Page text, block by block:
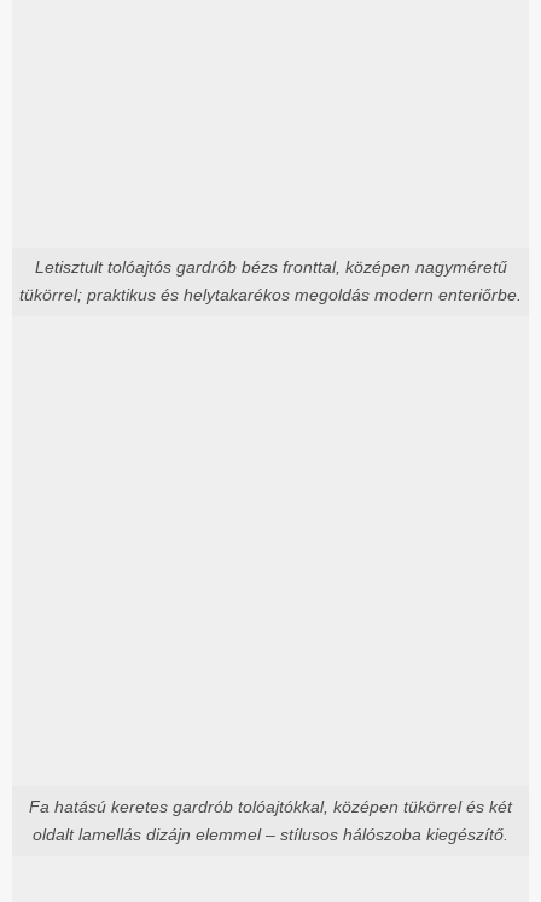
Letisztult tolóajtós gardrób bézs fronttal, középen nagyméretű
tükörrel; praktikus és helytakarékos megoldás modern enteriőrbe.
Fa hatású keretes gardrób tolóajtókkal, középen tükörrel és két
oldalt lamellás dizájn elemmel – stílusos hálószoba kiegészítő.